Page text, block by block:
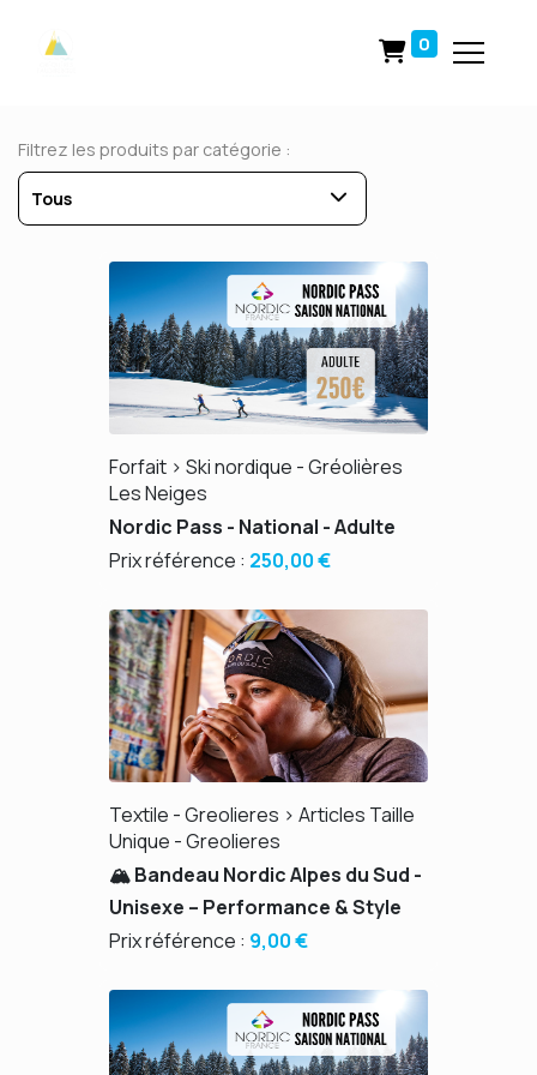
0
Filtrez les produits par catégorie :
Tous
Forfait > Ski nordique - Gréolières
Les Neiges
Nordic Pass - National - Adulte
Prix référence : 250,00 €
Textile - Greolieres > Articles Taille
Unique - Greolieres
🏔️ Bandeau Nordic Alpes du Sud -
Unisexe – Performance & Style
Prix référence : 9,00 €